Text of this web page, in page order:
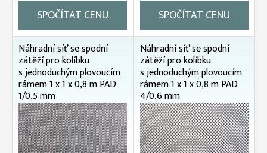
SPOČÍTAT CENU
SPOČÍTAT CENU
Náhradní síť se spodní
zátěží pro kolíbku
s jednoduchým plovoucím
rámem 1 x 1 x 0,8 m PAD
1/0,5 mm
Náhradní síť se spodní
zátěží pro kolíbku
s jednoduchým plovoucím
rámem 1 x 1 x 0,8 m PAD
4/0,6 mm